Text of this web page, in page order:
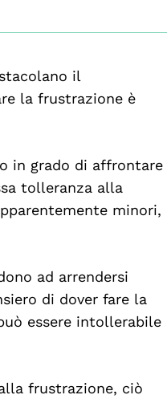
il
la frustrazione è
in grado di affrontare
tolleranza alla
minori,
ad arrendersi
di dover fare la
essere intollerabile
frustrazione, ciò